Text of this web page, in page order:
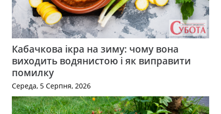
Кабачкова ікра на зиму: чому вона
виходить водянистою і як виправити
помилку
Середа, 5 Серпня, 2026